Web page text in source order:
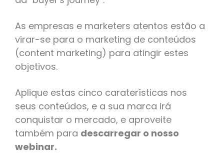
As empresas e marketers atentos estão a
virar-se para o marketing de conteúdos
(content marketing) para atingir estes
objetivos.
Aplique estas cinco caraterísticas nos
seus conteúdos, e a sua marca irá
conquistar o mercado, e aproveite
também para descarregar o nosso
webinar.